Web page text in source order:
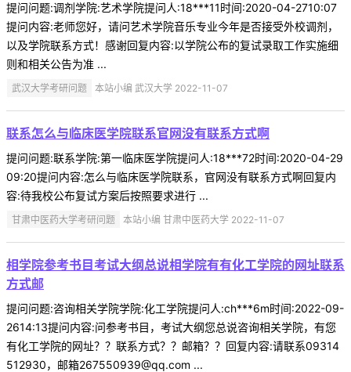
提问问题:调剂学院:艺术学院提问人:18***11时间:2020-04-2710:07
提问内容:老师您好，请问艺术学院音乐专业今年是否接受外校调剂，
以及学院联系方式！感谢回复内容:以学院公布的复试录取工作实施细
则和相关公告为准 ...
武汉大学考研问题 本站小编 武汉大学 2022-11-07
联系怎么与临床医学院联系官网没有联系方式啊
提问问题:联系学院:第一临床医学院提问人:18***72时间:2020-04-29
09:20提问内容:怎么与临床医学院联系，官网没有联系方式啊回复内
容:待我校公布复试方案后按照要求进行 ...
甘肃中医药大学考研问题 本站小编 甘肃中医药大学 2022-11-07
相学院参考书目考试大纲总说相学院有有化工学院的网址联系
方式邮
提问问题:咨询相关学院学院:化工学院提问人:ch***6m时间:2022-09-
2614:13提问内容:问参考书目，考试大纲您总说咨询相关学院，有您
有化工学院的网址？？联系方式？？邮箱？？回复内容:请联系09314
512930，邮箱267550939@qq.com ...